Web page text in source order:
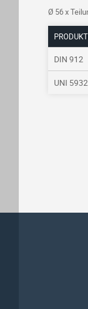
Ø 56 x
DIN 912
UNI 5932